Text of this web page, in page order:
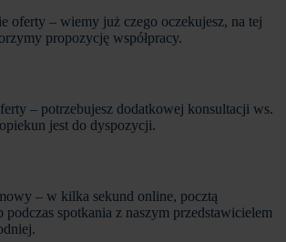
oferty – wiemy już czego oczekujesz, na tej
propozycję współpracy.
– potrzebujesz dodatkowej konsultacji ws.
jest do dyspozycji.
– w kilka sekund online, pocztą
podczas spotkania z naszym przedstawicielem